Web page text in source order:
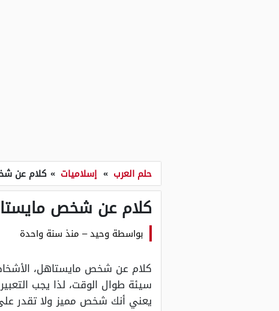
حلم العرب » إسلاميات » كلام عن
كلام عن شخص
بواسطة وحيد– منذ سنة واحدة
كلام عن شخص مايستاهل،
سيئة طوال الوقت، لذا يجب
يعني أنك شخص مميز ولا تقدر على